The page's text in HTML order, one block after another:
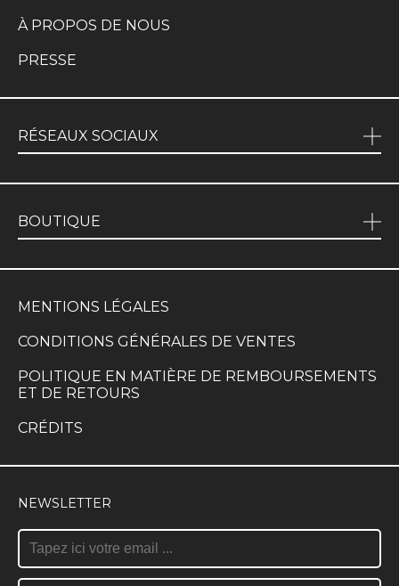
À PROPOS DE NOUS
PRESSE
RÉSEAUX SOCIAUX
BOUTIQUE
MENTIONS LÉGALES
CONDITIONS GÉNÉRALES DE VENTES
POLITIQUE EN MATIÈRE DE REMBOURSEMENTS
ET DE RETOURS
CRÉDITS
NEWSLETTER